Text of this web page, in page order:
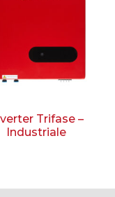
Trifase –
Industriale